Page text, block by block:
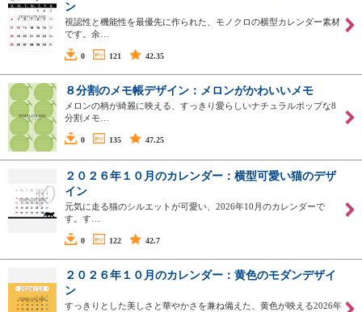
ン
視認性と機能性を最優先に作られた、モノクロの横型カレンダー素材
です。余…
0 121 42.35
８分割のメモ帳デザイン：メロンがかわいいメモ
メロンの柄が綺麗に映える、すっきり愛らしいナチュラルポップな8
分割メモ…
0 135 47.25
２０２６年１０月のカレンダー：横型可愛い猫のデザ
イン
元気に走る猫のシルエットが可愛い、2026年10月のカレンダーで
す。す…
0 122 42.7
２０２６年１０月のカレンダー：黄色のモダンデザイ
ン
すっきりとした美しさと華やかさを兼ね備えた、黄色が映える2026年